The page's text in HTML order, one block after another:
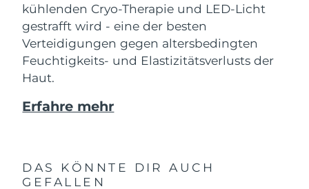
kühlenden Cryo-Therapie und LED-Licht
gestrafft wird - eine der besten
Verteidigungen gegen altersbedingten
Feuchtigkeits- und Elastizitätsverlusts der
Haut.
Erfahre mehr
DAS KÖNNTE DIR AUCH
GEFALLEN